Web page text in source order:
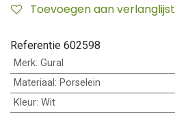
Toevoegen aan verlanglijst
Referentie 602598
Merk: Gural
Materiaal : Porselein
Kleur: Wit